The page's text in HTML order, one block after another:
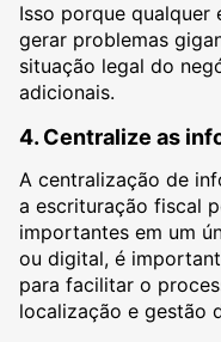
Isso porque qualquer
gerar problemas
situação legal do
adicionais.
4. Centralize as
A centralização de
a escrituração fiscal
importantes em um
ou digital, é
para facilitar o
localização e gestão